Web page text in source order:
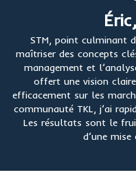
Éric,
STM, point culminant
maîtriser des concepts
management et
offert une vision
efficacement sur les
communauté TKL, j’ai
Les résultats sont le
d’une mise